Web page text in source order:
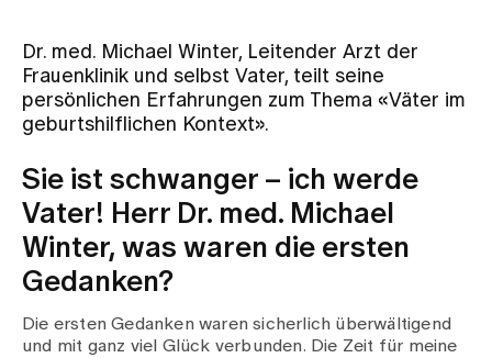
Aufenthalt
Team
Events
Über uns
Dr. med. Michael Winter, Leitender Arzt der
Frauenklinik und selbst Vater, teilt seine
persönlichen Erfahrungen zum Thema «Väter im
geburtshilflichen Kontext».
Sie ist schwanger – ich werde
Vater! Herr Dr. med. Michael
Winter, was waren die ersten
Gedanken?
Die ersten Gedanken waren sicherlich überwältigend
und mit ganz viel Glück verbunden. Die Zeit für meine